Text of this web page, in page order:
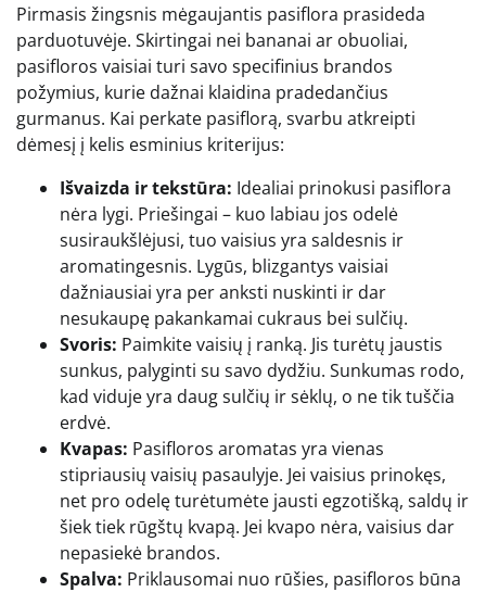
Pirmasis žingsnis mėgaujantis pasiflora prasideda
parduotuvėje. Skirtingai nei bananai ar obuoliai,
pasifloros vaisiai turi savo specifinius brandos
požymius, kurie dažnai klaidina pradedančius
gurmanus. Kai perkate pasiflorą, svarbu atkreipti
dėmesį į kelis esminius kriterijus:
Išvaizda ir tekstūra: Idealiai prinokusi pasiflora
nėra lygi. Priešingai – kuo labiau jos odelė
susiraukšlėjusi, tuo vaisius yra saldesnis ir
aromatingesnis. Lygūs, blizgantys vaisiai
dažniausiai yra per anksti nuskinti ir dar
nesukaupę pakankamai cukraus bei sulčių.
Svoris: Paimkite vaisių į ranką. Jis turėtų jaustis
sunkus, palyginti su savo dydžiu. Sunkumas rodo,
kad viduje yra daug sulčių ir sėklų, o ne tik tuščia
erdvė.
Kvapas: Pasifloros aromatas yra vienas
stipriausių vaisių pasaulyje. Jei vaisius prinokęs,
net pro odelę turėtumėte jausti egzotišką, saldų ir
šiek tiek rūgštų kvapą. Jei kvapo nėra, vaisius dar
nepasiekė brandos.
Spalva: Priklausomai nuo rūšies, pasifloros būna